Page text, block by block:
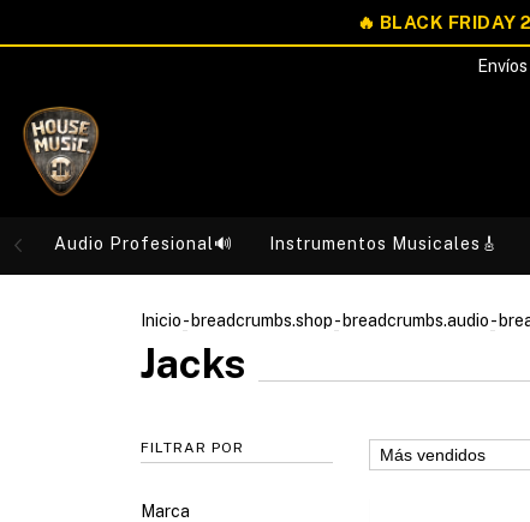
Audio Profesional🔊 Instrumentos Musicales🎸
Inicio- breadcrumbs.shop- breadcrumbs.audio-
Jacks
FILTRAR POR
Marca